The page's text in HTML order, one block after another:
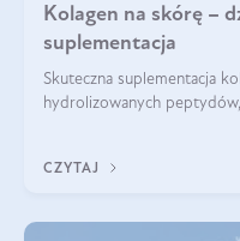
Kolagen na skórę –
suplementacja
Skuteczna suplementacja
hydrolizowanych
CZYTAJ